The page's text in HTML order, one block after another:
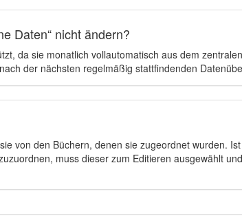
Daten“ nicht ändern?
da sie monatlich vollautomatisch aus dem
der nächsten regelmäßig stattfindenden
von den Büchern, denen sie zugeordnet wurden.
muss dieser zum Editieren ausgewählt